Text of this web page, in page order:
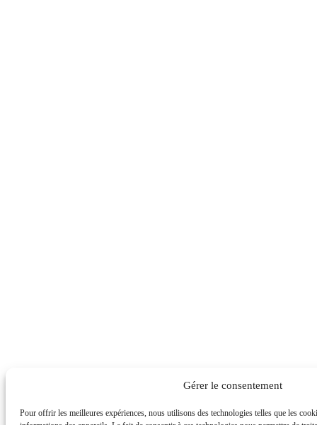
Gérer le consentement
Pour offrir les meilleures expériences, nous utilisons des technologies telles que les